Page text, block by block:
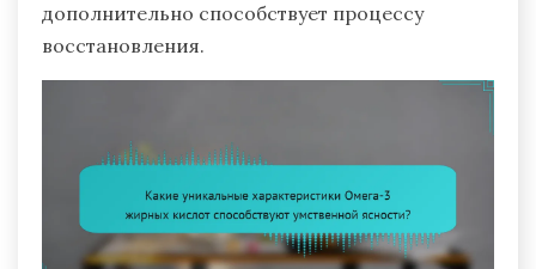
дополнительно способствует процессу
восстановления.